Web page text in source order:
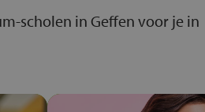
scholen in Geffen voor je in